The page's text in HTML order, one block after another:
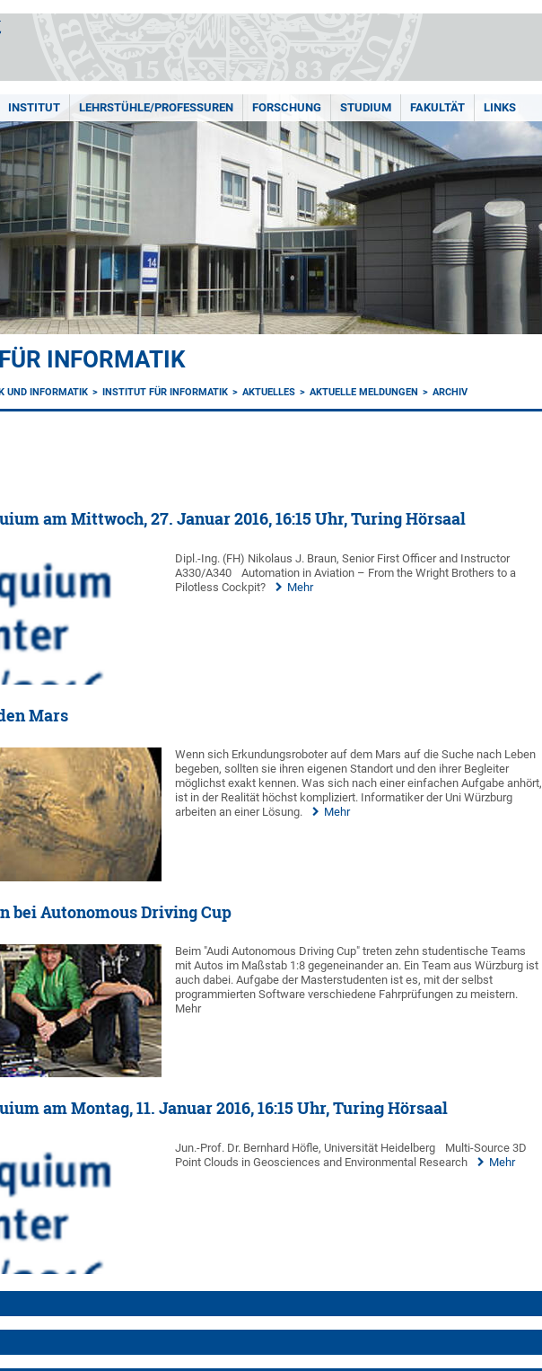
INSTITUT LEHRSTÜHLE/PROFESSUREN FORSCHUNG STUDIUM FAKULTÄT LINKS
INFORMATIK
UND INFORMATIK INSTITUT FÜR INFORMATIK AKTUELLES AKTUELLE MELDUNGEN ARCHIV
am Mittwoch, 27. Januar 2016, 16:15 Uhr, Turing Hörsaal
Dipl.-Ing. (FH) Nikolaus J. Braun, Senior First Officer and Instructor
A330/A340
Automation in Aviation – From the Wright Brothers to a
Pilotless Cockpit?
Mehr
Mars
Wenn sich Erkundungsroboter auf dem Mars auf die Suche nach Leben
begeben, sollten sie ihren eigenen Standort und den ihrer Begleiter
möglichst exakt kennen. Was sich nach einer einfachen Aufgabe anhört,
ist in der Realität höchst kompliziert. Informatiker der Uni Würzburg
arbeiten an einer Lösung.
Mehr
bei Autonomous Driving Cup
Beim "Audi Autonomous Driving Cup" treten zehn studentische Teams
mit Autos im Maßstab 1:8 gegeneinander an. Ein Team aus Würzburg ist
auch dabei. Aufgabe der Masterstudenten ist es, mit der selbst
programmierten Software verschiedene Fahrprüfungen zu meistern.
Mehr
am Montag, 11. Januar 2016, 16:15 Uhr, Turing Hörsaal
Jun.-Prof. Dr. Bernhard Höfle, Universität Heidelberg
Multi-Source 3D
Point Clouds in Geosciences and Environmental Research
Mehr